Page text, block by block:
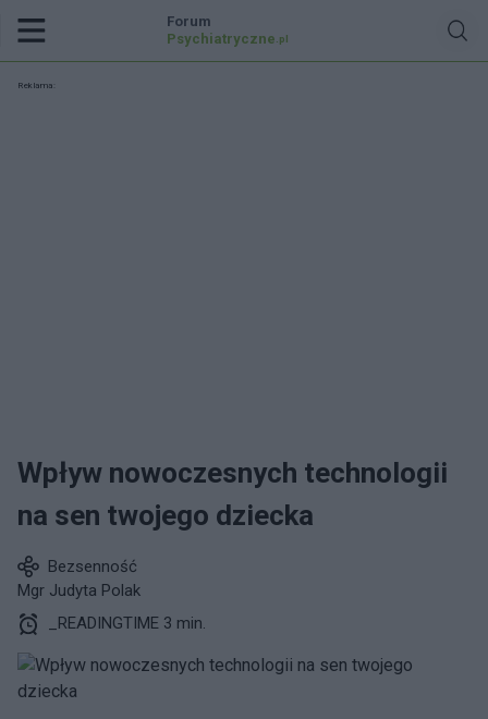
Forum
Psychiatryczne .pl
Reklama:
Wpływ nowoczesnych technologii
na sen twojego dziecka
Bezsenność
Mgr Judyta Polak
_READINGTIME 3 min.